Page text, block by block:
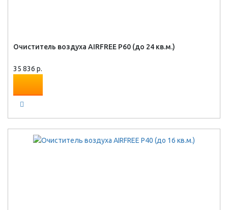
Очиститель воздуха AIRFREE P60 (до 24 кв.м.)
35 836 р.